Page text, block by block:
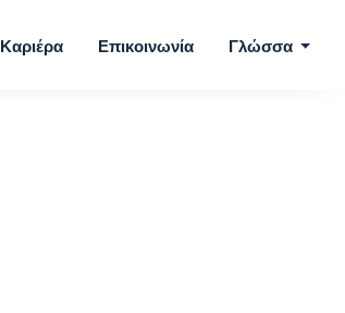
Καριέρα Επικοινωνία Γλώσσα